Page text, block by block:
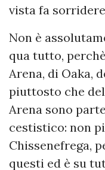
vista fa
Non è
qua tutto,
Arena, di Oaka,
piuttosto che
Arena sono
cestistico: non
Chissenefrega,
questi ed è su